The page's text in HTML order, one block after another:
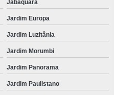
Jabaquara
Jardim Europa
Jardim Luzitânia
Jardim Morumbi
Jardim Panorama
Jardim Paulistano